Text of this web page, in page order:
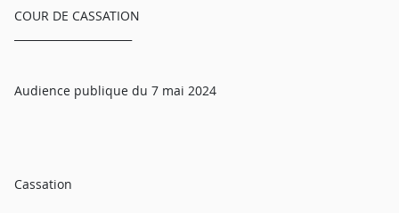
COUR DE CASSATION
Audience publique du 7 mai 2024
Cassation